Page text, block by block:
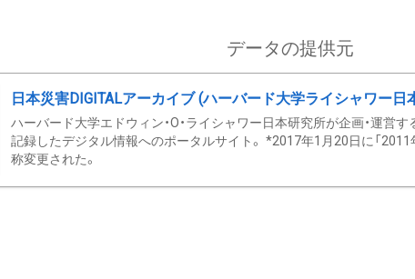
データの提供元
日本災害DIGITALアーカイブ (ハーバード大学ライシャワー日
ハーバード大学エドウィン・O・ライシャワー日本研究所が企画・運営
記録したデジタル情報へのポータルサイト。 *2017年1月20日に「
称変更された。